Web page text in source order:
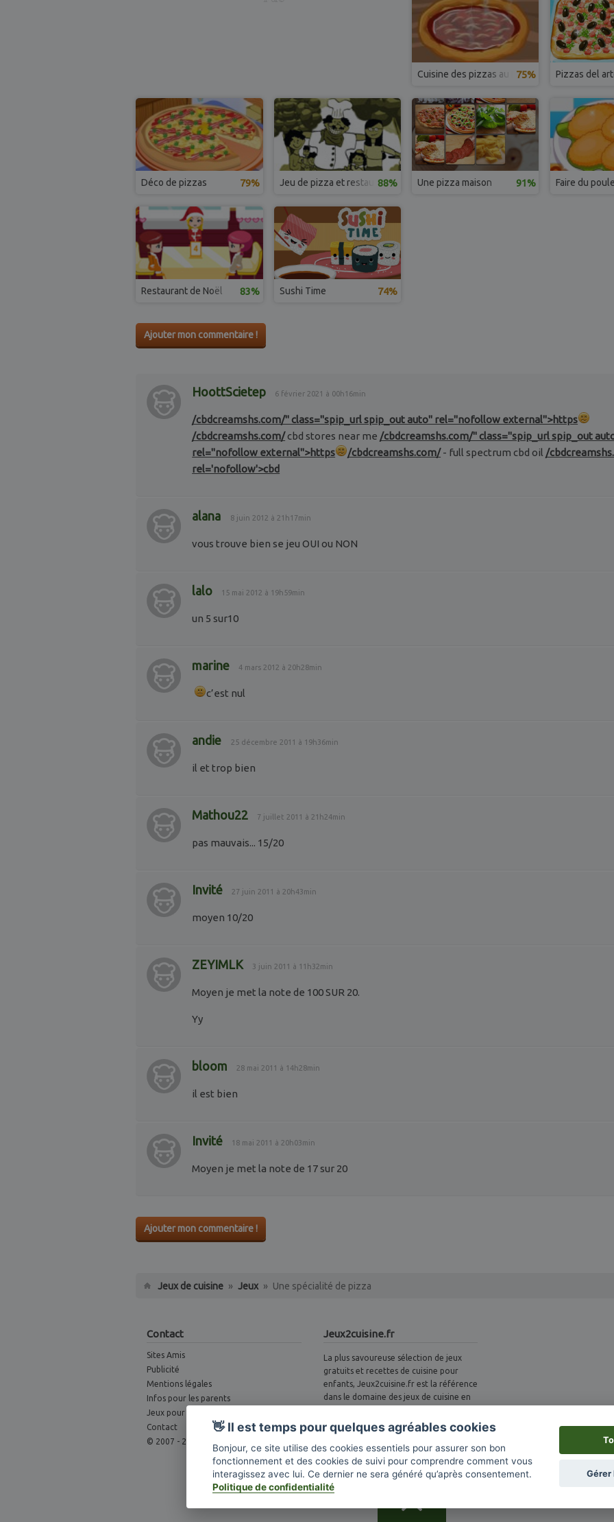
Cuisine des pizzas au four
75% Pizzas del
Déco de pizzas 79% Jeu de pizza et restaurant
88% Une pizza maison 91% Faire du
Restaurant de Noël 83% Sushi Time 74%
Ajouter mon commentaire !
HoottScietep 6 février 2021 à 00h16min
/cbdcreamshs.com/" class="spip_url spip_out auto" rel="nofollow external">https
/cbdcreamshs.com/cbd stores near me /cbdcreamshs.com/" class="spip_url spip_out
rel="nofollow external">https
/cbdcreamshs.com/- full spectrum cbd oil /
rel='nofollow'>cbd
alana 8 juin 2012 à 21h17min
vous trouve bien se jeu OUI ou NON
lalo 15 mai 2012 à 19h59min
un 5 sur10
marine 4 mars 2012 à 20h28min
c’est nul
andie 25 décembre 2011 à 19h36min
il et trop bien
Mathou22 7 juillet 2011 à 21h24min
pas mauvais... 15/20
Invité 27 juin 2011 à 20h43min
moyen 10/20
ZEYIMLK 3 juin 2011 à 11h32min
Moyen je met la note de 100 SUR 20.
Yy
bloom 28 mai 2011 à 14h28min
il est bien
Invité 18 mai 2011 à 20h03min
Moyen je met la note de 17 sur 20
Ajouter mon commentaire !
Jeux de cuisine » Jeux » Une spécialité de pizza
Contact
Sites Amis
Publicité
Mentions légales
Infos pour les parents
Jeux pour Webmaster
Contact
© 2007 - 2026
Jeux2cuisine.fr
La plus savoureuse sélection de jeux
gratuits et recettes de cuisine pour
enfants, Jeux2cuisine.fr est la référence
dans le domaine des jeux de cuisine en
avec goût chaque semaine ! Deviens un
vrai petit marmiton et amuse-toi bien :)
👋 Il est temps pour quelques agréables cookies
Bonjour, ce site utilise des cookies essentiels pour assurer son bon
fonctionnement et des cookies de suivi pour comprendre comment vous
interagissez avec lui. Ce dernier ne sera généré qu’après consentement.
Politique de confidentialité
Gérer